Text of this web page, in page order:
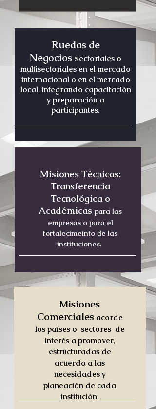
Ruedas de
Negocios sectoriales o
multisectoriales en el mercado
internacional o en el mercado
local, integrando capacitación
y preparación a
participantes.
Misiones Técnicas:
Transferencia
Tecnológica o
Académicas para las
empresas o para el
fortalecimeinto de las
instituciones.
Misiones
Comercialesacorde
los países o sectores de
interés a promover,
estructuradas de
acuerdo a las
necesidades y
planeación de cada
institución.